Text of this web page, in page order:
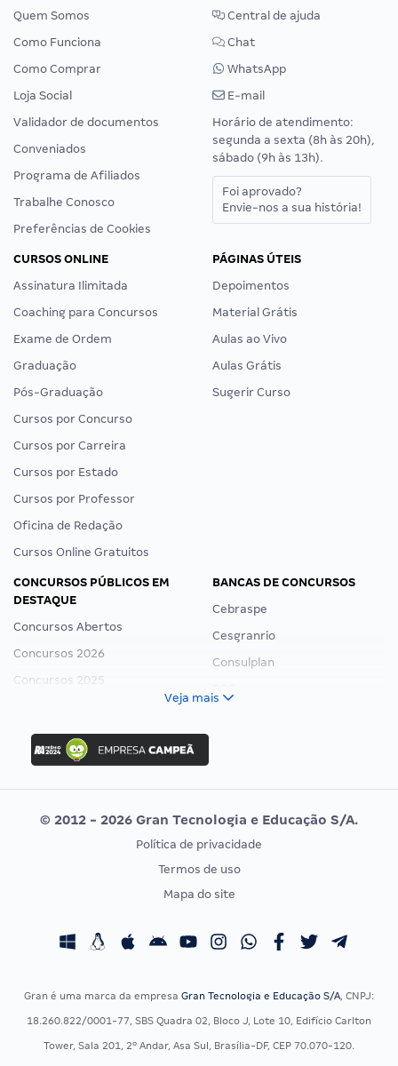
Quem Somos
Como Funciona
Como Comprar
Loja Social
Validador de documentos
Conveniados
Programa de Afiliados
Trabalhe Conosco
Preferências de Cookies
Central de ajuda
Chat
WhatsApp
E-mail
Horário de atendimento:
segunda a sexta (8h às 20h),
sábado (9h às 13h).
Foi aprovado?
Envie-nos a sua história!
CURSOS ONLINE
Assinatura Ilimitada
Coaching para Concursos
Exame de Ordem
Graduação
Pós-Graduação
Cursos por Concurso
Cursos por Carreira
Cursos por Estado
Cursos por Professor
Oficina de Redação
Cursos Online Gratuitos
PÁGINAS ÚTEIS
Depoimentos
Material Grátis
Aulas ao Vivo
Aulas Grátis
Sugerir Curso
CONCURSOS PÚBLICOS EM
DESTAQUE
Concursos Abertos
Concursos 2026
Concursos 2025
Concurso Ibama
Concurso MPU
Editais publicados
BANCAS DE CONCURSOS
Cebraspe
Cesgranrio
Consulplan
Vunesp
CONCURSOS POR PROFISSÃO
Concursos Fiscais
Concursos Saúde
EXAME DE ORDEM
Calendário OAB
Veja mais
© 2012 - 2026 Gran Tecnologia e Educação S/A.
Política de privacidade
Termos de uso
Mapa do site
Gran é uma marca da empresa Gran Tecnologia e Educação S/A, CNPJ:
18.260.822/0001-77, SBS Quadra 02, Bloco J, Lote 10, Edifício Carlton
Tower, Sala 201, 2º Andar, Asa Sul, Brasília-DF, CEP 70.070-120.